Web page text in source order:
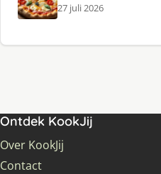
27 juli 2026
Ontdek KookJij
Over KookJij
Contact